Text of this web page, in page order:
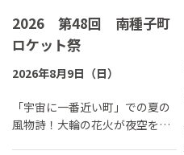
2026 第48回 南種子町
ロケット祭
2026年8月9日（日）
「宇宙に一番近い町」での夏の
風物詩！大輪の花火が夜空を彩